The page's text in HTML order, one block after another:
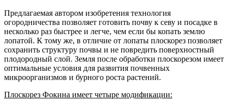
Предлагаемая автором изобретения технология
огородничества позволяет готовить почву к севу и посадке в
несколько раз быстрее и легче, чем если бы копать землю
лопатой. К тому же, в отличие от лопаты плоскорез позволяет
сохранить структуру почвы и не повредить поверхностный
плодородный слой. Земля после обработки плоскорезом имеет
оптимальные условия для развития почвенных
микроорганизмов и бурного роста растений.
Плоскорез Фокина имеет четыре модификации: